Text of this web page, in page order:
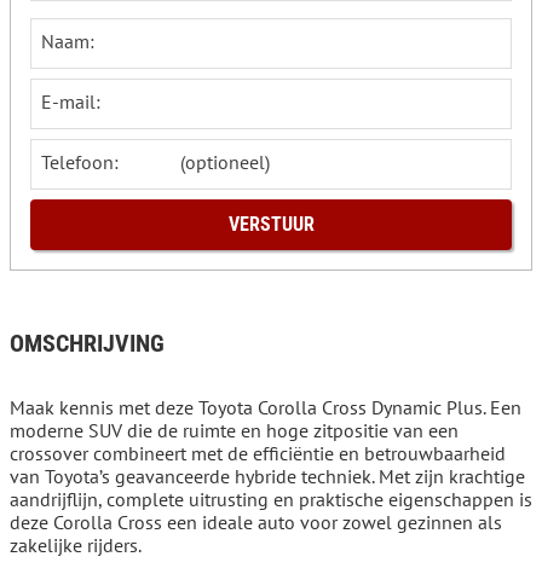
Naam:
E-mail:
Telefoon:
OMSCHRIJVING
Maak kennis met deze Toyota Corolla Cross Dynamic Plus. Een
moderne SUV die de ruimte en hoge zitpositie van een
crossover combineert met de efficiëntie en betrouwbaarheid
van Toyota’s geavanceerde hybride techniek. Met zijn krachtige
aandrijflijn, complete uitrusting en praktische eigenschappen is
deze Corolla Cross een ideale auto voor zowel gezinnen als
zakelijke rijders.